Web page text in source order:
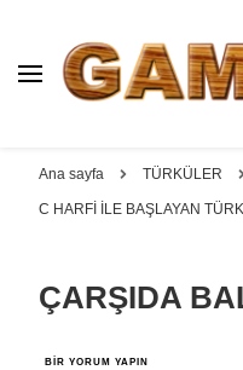
ÖZEL
Padok, Kompozit,
Oyma ve
Ana sayfa TÜRKÜLER
C HARFİ İLE BAŞLAYAN
ÇARŞIDA
ÇARŞIDA
BIR YORUM YAPIN